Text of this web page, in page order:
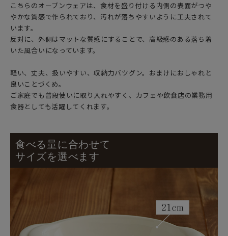
こちらのオーブンウェアは、食材を盛り付ける内側の表面がつや
やかな質感で作られており、汚れが落ちやすいように工夫されて
います。
反対に、外側はマットな質感にすることで、高級感のある落ち着
いた風合いになっています。
軽い、丈夫、扱いやすい、収納力バツグン。おまけにおしゃれと
良いことづくめ。
ご家庭でも普段使いに取り入れやすく、カフェや飲食店の業務用
食器としても活躍してくれます。
食べる量に合わせて
サイズを選べます